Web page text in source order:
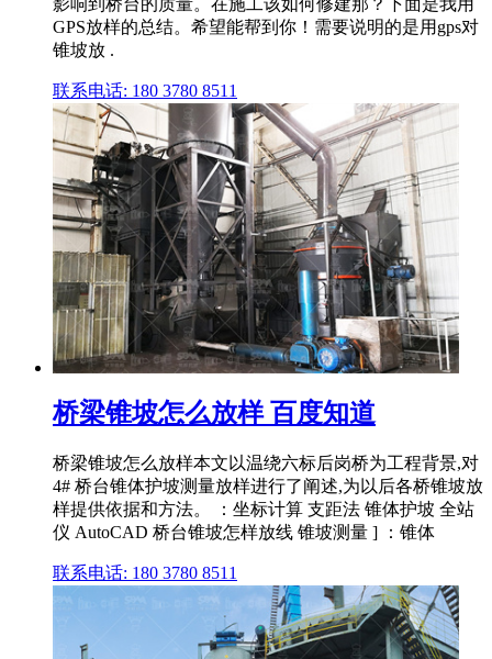
GPS放样的总结。希望能帮到你！需要说明的是用gps对
锥坡放 .
联系电话: 180 3780 8511
桥梁锥坡怎么放样 百度知道
桥梁锥坡怎么放样本文以温绕六标后岗桥为工程背景,对
4# 桥台锥体护坡测量放样进行了阐述,为以后各桥锥坡放
样提供依据和方法。 ：坐标计算 支距法 锥体护坡 全站
仪 AutoCAD 桥台锥坡怎样放线 锥坡测量 ] ：锥体
联系电话: 180 3780 8511